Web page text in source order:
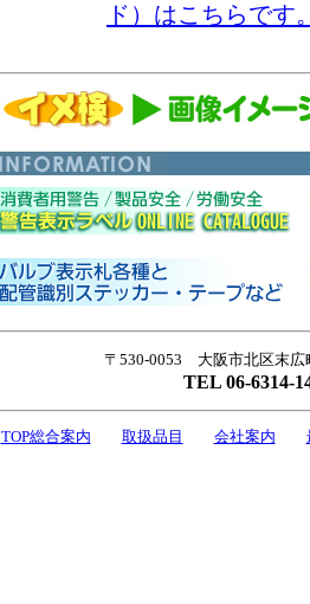
ド）はこちらです
〒530-0053 大阪市北区末
TEL 06-6314-
TOP総合案内 取扱品目 会社案内